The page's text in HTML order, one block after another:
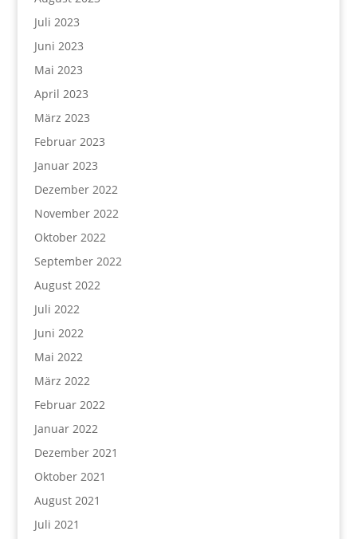
Juli 2023
Juni 2023
Mai 2023
April 2023
März 2023
Februar 2023
Januar 2023
Dezember 2022
November 2022
Oktober 2022
September 2022
August 2022
Juli 2022
Juni 2022
Mai 2022
März 2022
Februar 2022
Januar 2022
Dezember 2021
Oktober 2021
August 2021
Juli 2021